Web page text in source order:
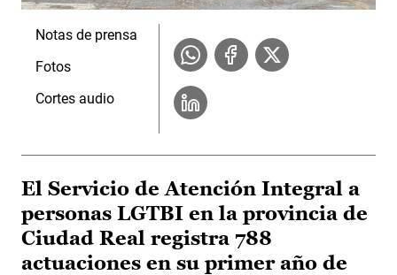
Notas de prensa
Fotos
Cortes audio
El Servicio de Atención Integral a
personas LGTBI en la provincia de
Ciudad Real registra 788
actuaciones en su primer año de